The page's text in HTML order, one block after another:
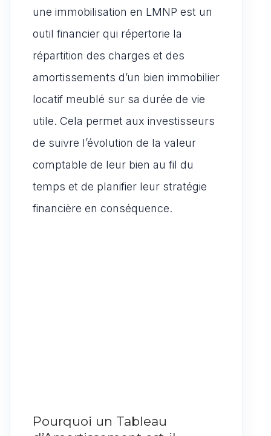
une immobilisation en LMNP est un
outil financier qui répertorie la
répartition des charges et des
amortissements d’un bien immobilier
locatif meublé sur sa durée de vie
utile. Cela permet aux investisseurs
de suivre l’évolution de la valeur
comptable de leur bien au fil du
temps et de planifier leur stratégie
financière en conséquence.
Pourquoi un Tableau